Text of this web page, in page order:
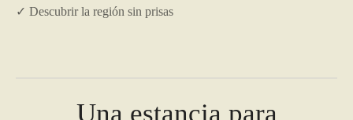
✓ Descubrir la región sin prisas
Una estancia para